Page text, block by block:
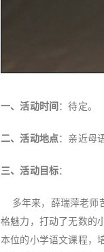
一、活动时间 ：待定。
二、活动地点：亲近母
三、活动目标：
多年来，薛瑞萍老师
格魅力，打动了无数的
本位的小学语文课程，